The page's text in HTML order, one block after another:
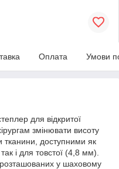
Оплата Умови
для відкритої
змінювати висоту
тканини, доступними як
і для товстої (4,8 мм).
у шаховому